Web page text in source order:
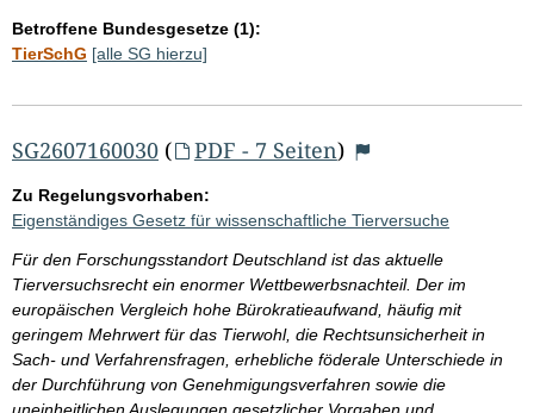
Betroffene Bundesgesetze (1):
TierSchG [alle SG hierzu]
SG2607160030 ( PDF - 7 Seiten)
Zu Regelungsvorhaben:
Eigenständiges Gesetz für wissenschaftliche Tierversuche
Für den Forschungsstandort Deutschland ist das aktuelle
Tierversuchsrecht ein enormer Wettbewerbsnachteil. Der im
europäischen Vergleich hohe Bürokratieaufwand, häufig mit
geringem Mehrwert für das Tierwohl, die Rechtsunsicherheit in
Sach- und Verfahrensfragen, erhebliche föderale Unterschiede in
der Durchführung von Genehmigungsverfahren sowie die
uneinheitlichen Auslegungen gesetzlicher Vorgaben und